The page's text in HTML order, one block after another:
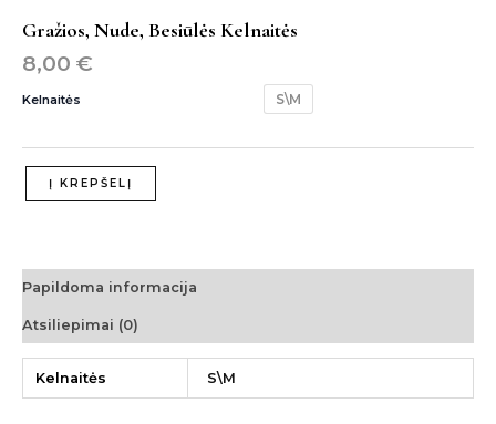
Gražios, Nude, Besiūlės Kelnaitės
8,00 €
Kelnaitės S\M
Į KREPŠELĮ
Papildoma informacija
Atsiliepimai (0)
Kelnaitės S\M